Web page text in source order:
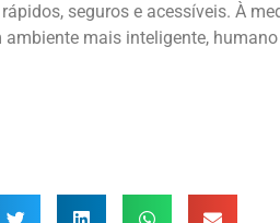
seguros e acessíveis. À
mais inteligente, humano